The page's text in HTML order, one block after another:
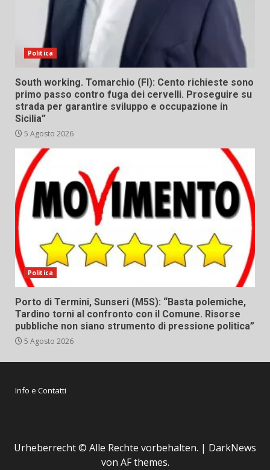
Politica
South working. Tomarchio (FI): Cento richieste sono
primo passo contro fuga dei cervelli. Proseguire su
strada per garantire sviluppo e occupazione in
Sicilia”
5 Agosto 2026
Politica
Porto di Termini, Sunseri (M5S): “Basta polemiche,
Tardino torni al confronto con il Comune. Risorse
pubbliche non siano strumento di pressione politica”
5 Agosto 2026
Info e Contatti
Urheberrecht © Alle Rechte vorbehalten. | DarkNews
von AF themes.